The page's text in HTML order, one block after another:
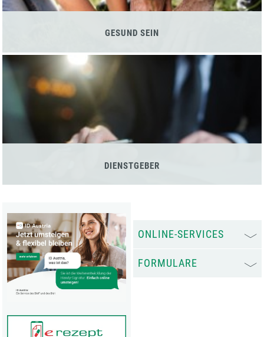
GESUND SEIN
DIENSTGEBER
ONLINE-SERVICES
FORMULARE